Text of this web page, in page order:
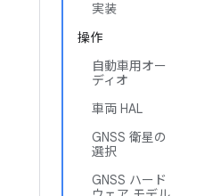
実装
操作
自動車用オー
ディオ
車両 HAL
GNSS 衛星の
選択
GNSS ハード